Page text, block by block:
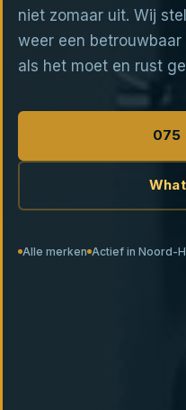
niet zomaar uit. Wij
weer een
als het moet en rust
075
Alle merken Actief in Noord-